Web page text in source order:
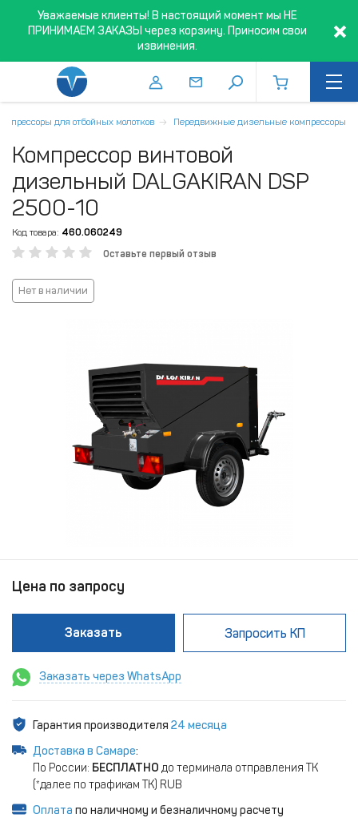
Уважаемые клиенты! В настоящий момент мы НЕ
ПРИНИМАЕМ ЗАКАЗЫ через корзину. Приносим свои
извинения.
для отбойных молотков Передвижные дизельные компрессоры
Компрессор винтовой
дизельный DALGAKIRAN DSP
2500-10
Код товара: 460.060249
Оставьте первый отзыв
Нет в наличии
Цена по запросу
Заказать Запросить КП
Заказать через WhatsApp
Гарантия производителя 24 месяца
Доставка в Самаре:
По России: БЕСПЛАТНО до терминала отправления ТК
(*далее по трафикам ТК) RUB
Оплата по наличному и безналичному расчету